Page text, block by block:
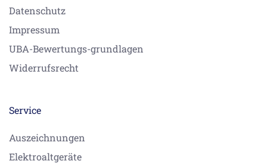
Datenschutz
Impressum
UBA-Bewertungs-grundlagen
Widerrufsrecht
Service
Auszeichnungen
Elektroaltgeräte